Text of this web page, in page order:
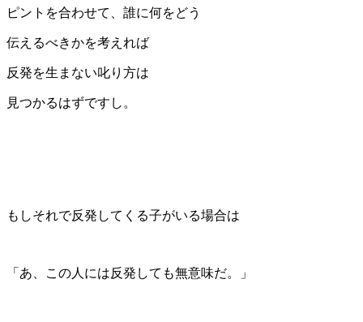
ピントを合わせて、誰に何をどう
伝えるべきかを考えれば
反発を生まない叱り方は
見つかるはずですし。
もしそれで反発してくる子がいる場合は
「あ、この人には反発しても無意味だ。」